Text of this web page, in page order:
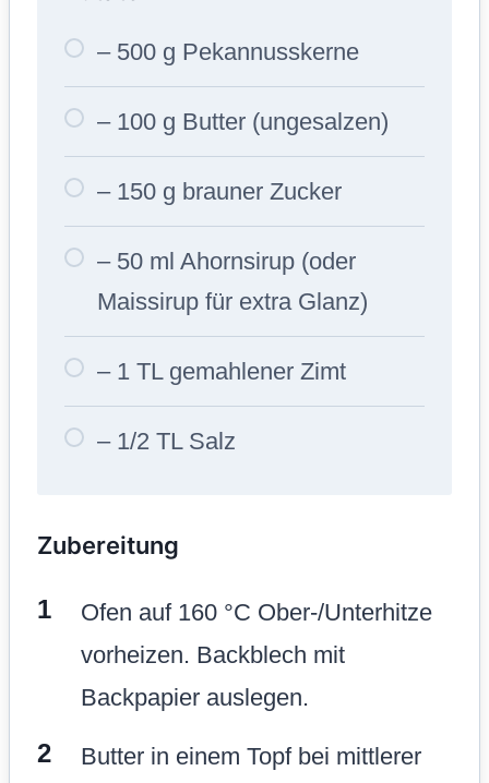
– 500 g Pekannusskerne
– 100 g Butter (ungesalzen)
– 150 g brauner Zucker
– 50 ml Ahornsirup (oder
Maissirup für extra Glanz)
– 1 TL gemahlener Zimt
– 1/2 TL Salz
Zubereitung
Ofen auf 160 °C Ober-/Unterhitze
vorheizen. Backblech mit
Backpapier auslegen.
Butter in einem Topf bei mittlerer